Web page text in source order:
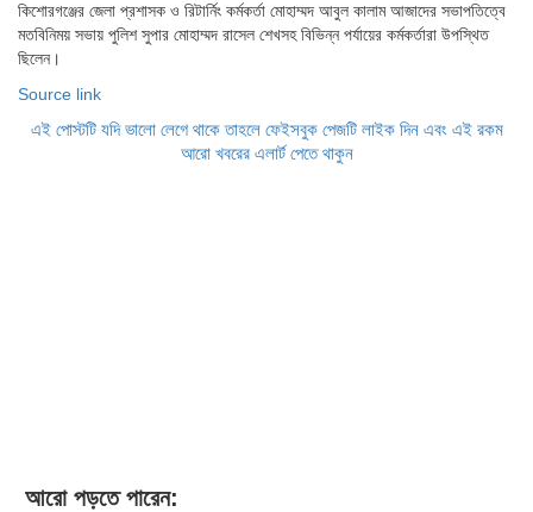
কিশোরগঞ্জের জেলা প্রশাসক ও রিটার্নিং কর্মকর্তা মোহাম্মদ আবুল কালাম আজাদের সভাপতিত্বে
মতবিনিময় সভায় পুলিশ সুপার মোহাম্মদ রাসেল শেখসহ বিভিন্ন পর্যায়ের কর্মকর্তারা উপস্থিত
ছিলেন।
Source link
এই পোস্টটি যদি ভালো লেগে থাকে তাহলে ফেইসবুক পেজটি লাইক দিন এবং এই রকম
আরো খবরের এলার্ট পেতে থাকুন
আরো পড়তে পারেন: